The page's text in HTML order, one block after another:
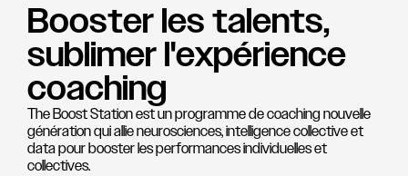
Booster les talents,
sublimer l'expérience
coaching
The Boost Station est un programme de coaching nouvelle
génération qui allie neurosciences, intelligence collective et
data pour booster les performances individuelles et
collectives.